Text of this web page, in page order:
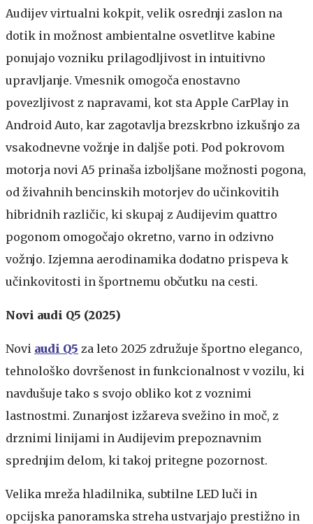
Audijev virtualni kokpit, velik osrednji zaslon na
dotik in možnost ambientalne osvetlitve kabine
ponujajo vozniku prilagodljivost in intuitivno
upravljanje. Vmesnik omogoča enostavno
povezljivost z napravami, kot sta Apple CarPlay in
Android Auto, kar zagotavlja brezskrbno izkušnjo za
vsakodnevne vožnje in daljše poti. Pod pokrovom
motorja novi A5 prinaša izboljšane možnosti pogona,
od živahnih bencinskih motorjev do učinkovitih
hibridnih različic, ki skupaj z Audijevim quattro
pogonom omogočajo okretno, varno in odzivno
vožnjo. Izjemna aerodinamika dodatno prispeva k
učinkovitosti in športnemu občutku na cesti.
Novi audi Q5 (2025)
Novi audi Q5 za leto 2025 združuje športno eleganco,
tehnološko dovršenost in funkcionalnost v vozilu, ki
navdušuje tako s svojo obliko kot z voznimi
lastnostmi. Zunanjost izžareva svežino in moč, z
drznimi linijami in Audijevim prepoznavnim
sprednjim delom, ki takoj pritegne pozornost.
Velika mreža hladilnika, subtilne LED luči in
opcijska panoramska streha ustvarjajo prestižno in